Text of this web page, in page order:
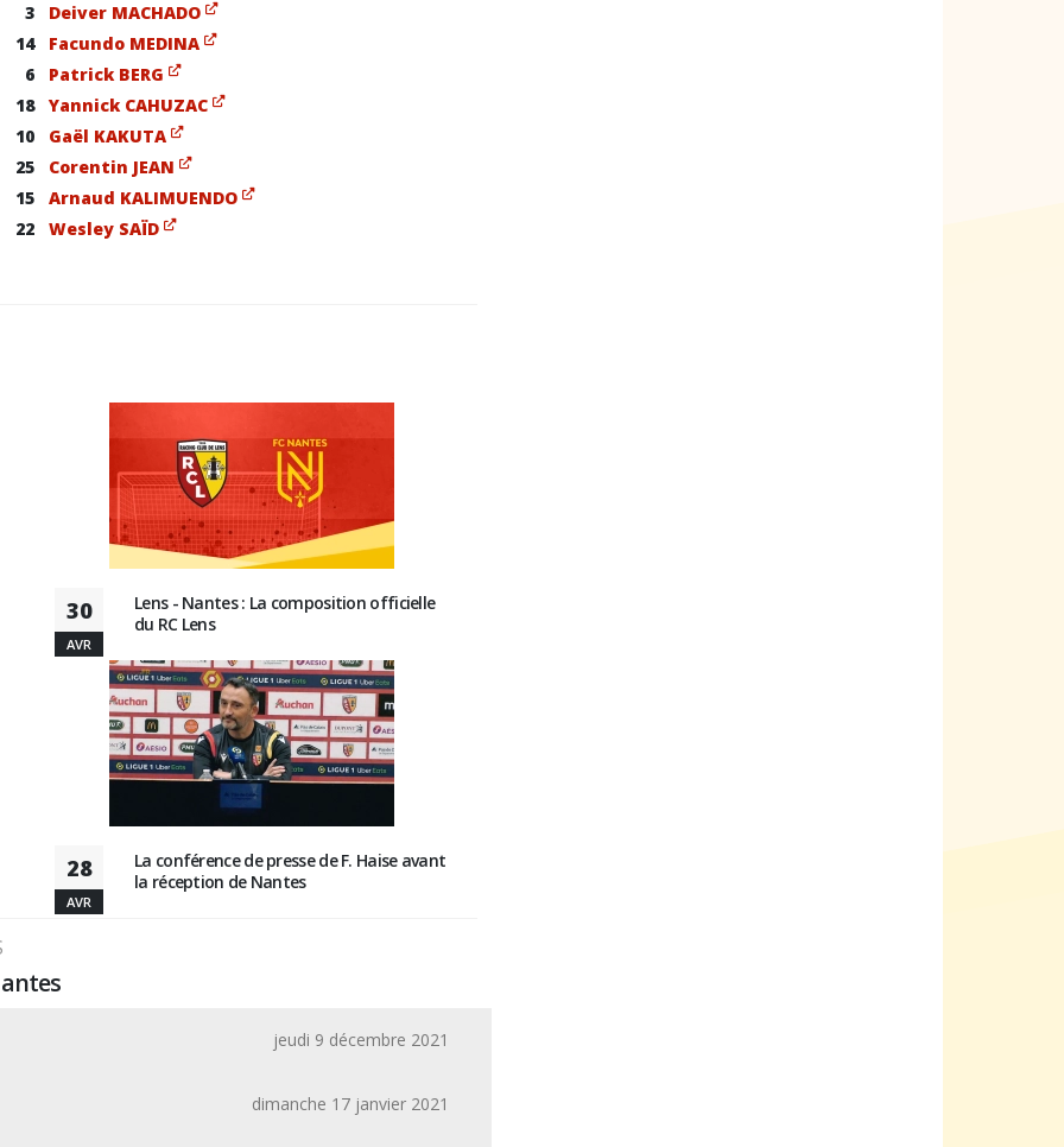
3
Deiver MACHADO
14
Facundo MEDINA
6
Patrick BERG
18
Yannick CAHUZAC
10
Gaël KAKUTA
25
Corentin JEAN
15
Arnaud KALIMUENDO
22
Wesley SAÏD
30
AVR
Lens - Nantes : La composition officielle
du RC Lens
28
AVR
La conférence de presse de F. Haise avant
la réception de Nantes
jeudi 9 décembre 2021
dimanche 17 janvier 2021